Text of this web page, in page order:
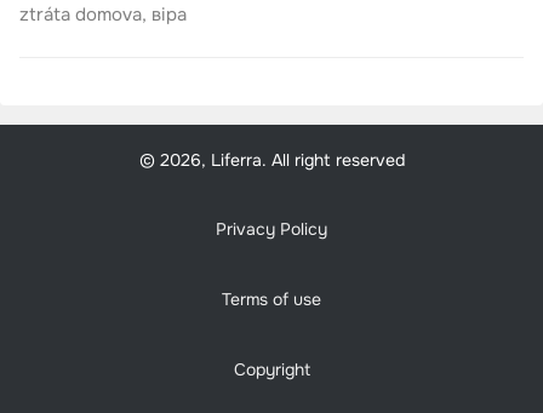
ztráta domova, віра
© 2026, Liferra. All right reserved
Privacy Policy
Terms of use
Copyright